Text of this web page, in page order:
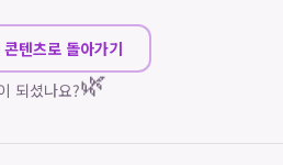
텐츠로 돌아가기
되셨나요?🌿